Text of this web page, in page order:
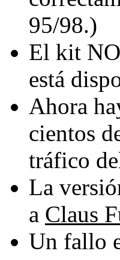
95/98.)
El kit
está
Ahora
cientos
tráfico
La
a Claus
Un fallo